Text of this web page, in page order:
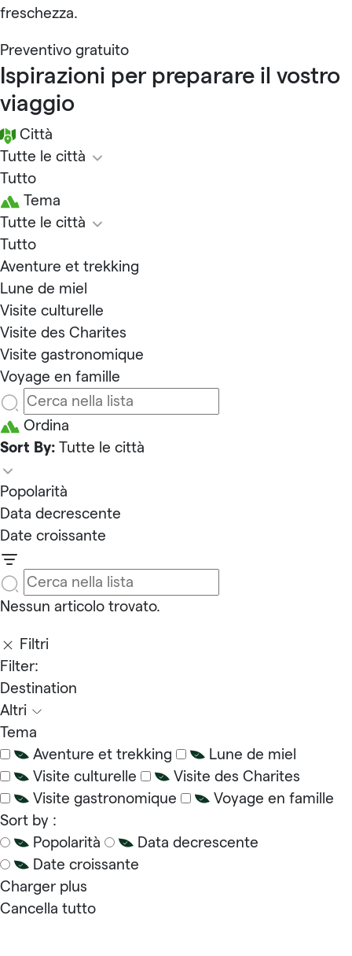
freschezza.
Preventivo gratuito
Ispirazioni per preparare il vostro
viaggio
Città
Tutte le città
Tutto
Tema
Tutte le città
Tutto
Aventure et trekking
Lune de miel
Visite culturelle
Visite des Charites
Visite gastronomique
Voyage en famille
Ordina
Sort By: Tutte le città
Popolarità
Data decrescente
Date croissante
Nessun articolo trovato.
Filtri
Filter:
Destination
Altri
Tema
Aventure et trekking
Lune de miel
Visite culturelle
Visite des Charites
Visite gastronomique
Voyage en famille
Sort by :
Popolarità
Data decrescente
Date croissante
Charger plus
Cancella tutto